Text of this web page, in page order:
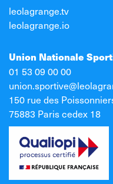
leolagrange.tv
leolagrange.io
Union Nationale
01 53 09 00 00
150 rue des
75883 Paris cedex 18